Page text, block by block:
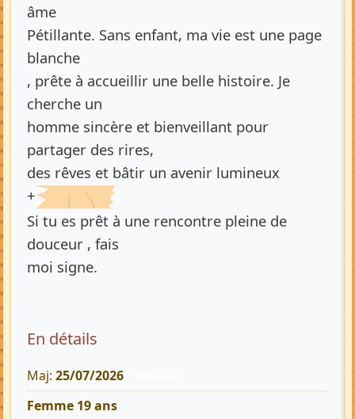
âme
Pétillante. Sans enfant, ma vie est une page
blanche
, prête à accueillir une belle histoire. Je
cherche un
homme sincère et bienveillant pour
partager des rires,
des rêves et bâtir un avenir lumineux
+
Si tu es prêt à une rencontre pleine de
douceur , fais
moi signe.
En détails
Maj: 25/07/2026
Femme 19 ans